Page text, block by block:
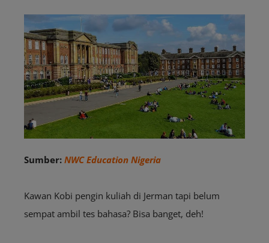
Sumber: NWC Education Nigeria
Kawan Kobi pengin kuliah di Jerman tapi belum
sempat ambil tes bahasa? Bisa banget, deh!